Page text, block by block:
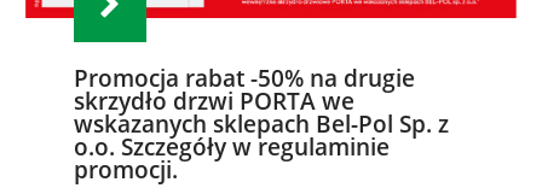
Promocja rabat -50% na drugie
skrzydło drzwi PORTA we
wskazanych sklepach Bel-Pol Sp. z
o.o. Szczegóły w regulaminie
promocji.